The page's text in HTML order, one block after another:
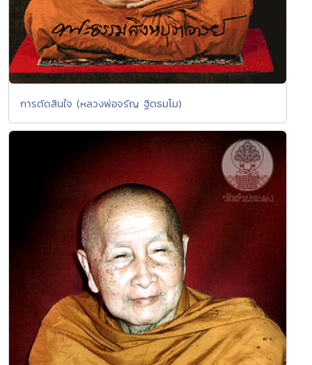
การตัดสินใจ (หลวงพ่อจรัญ ฐิตธมฺโม)